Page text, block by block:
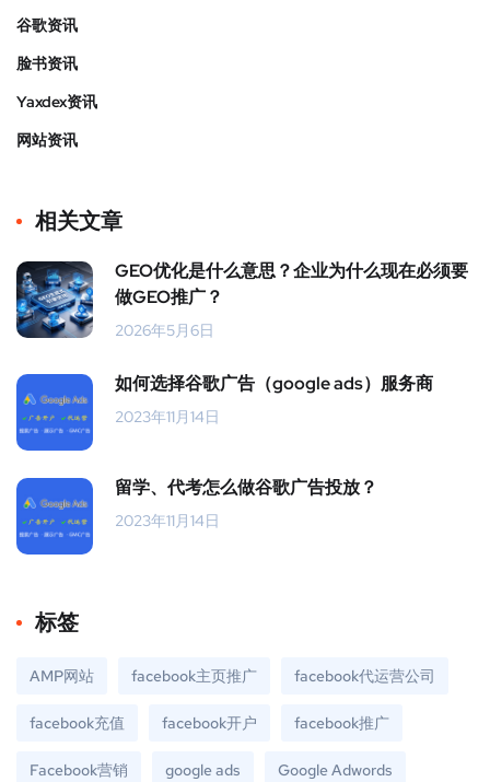
谷歌资讯
脸书资讯
Yaxdex资讯
网站资讯
相关文章
GEO优化是什么意思？企业为什么现在必须要
做GEO推广？
2026年5月6日
如何选择谷歌广告（google ads）服务商
2023年11月14日
留学、代考怎么做谷歌广告投放？
2023年11月14日
标签
AMP网站 facebook主页推广 facebook代运营公司
facebook充值 facebook开户 facebook推广
Facebook营销 google ads Google Adwords